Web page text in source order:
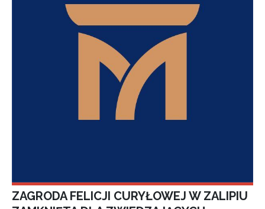
ZAGRODA FELICJI CURYŁOWEJ W ZALIPIU